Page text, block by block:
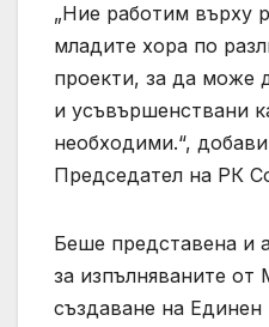
„Ние работим върху
младите хора по
проекти, за да може
и усъвършенствани
необходими.“,
Председател на РК
Беше представена и
за изпълняваните
създаване на Единен